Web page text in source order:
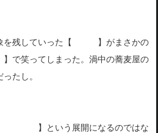
残していった【
】がまさかの
】で笑ってしまった。渦中の蕎麦屋の
たし。
】という展開になるのではな